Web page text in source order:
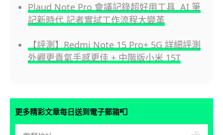
Plaud Note Pro 會議記錄超好用工具 AI 筆
記新時代 記者實試工作流程大變革
【評測】Redmi Note 15 Pro+ 5G 詳細評測
外觀更貴氣手感更佳 + 中階版小米 15T
更多精彩文章每日送到電子郵箱📮